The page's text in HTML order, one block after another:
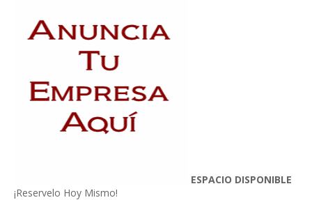
ESPACIO DISPONIBLE
¡Reservelo Hoy Mismo!